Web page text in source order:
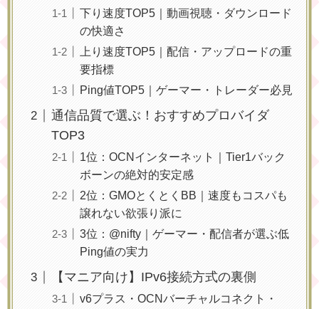
下り速度TOP5｜動画視聴・ダウンロード
の快適さ
上り速度TOP5｜配信・アップロードの重
要指標
Ping値TOP5｜ゲーマー・トレーダー必見
通信品質で選ぶ！おすすめプロバイダ
TOP3
1位：OCNインターネット｜Tier1バック
ボーンの絶対的安定感
2位：GMOとくとくBB｜速度もコスパも
譲れない欲張り派に
3位：@nifty｜ゲーマー・配信者が選ぶ低
Ping値の実力
【マニア向け】IPv6接続方式の裏側
v6プラス・OCNバーチャルコネクト・